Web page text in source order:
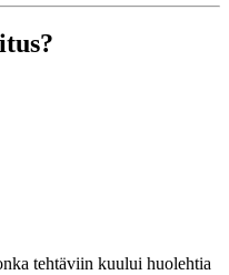
tehtäviin kuului huolehtia